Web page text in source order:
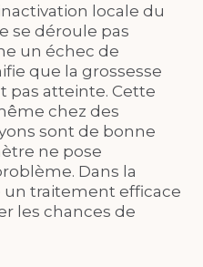
locale du
se déroule pas
un échec de
que la grossesse
pas atteinte. Cette
chez des
sont de bonne
ne pose
Dans la
un traitement efficace
les chances de